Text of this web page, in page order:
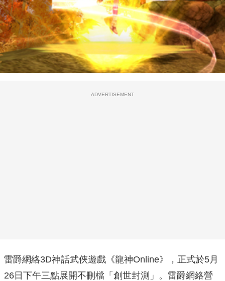
ADVERTISEMENT
雷爵網絡3D神話武俠遊戲《龍神Online》，正式於5月
26日下午三點展開不刪檔「創世封測」。雷爵網絡營